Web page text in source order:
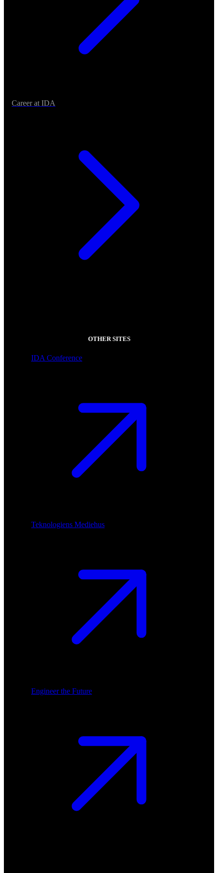
Career at IDA
OTHER SITES
IDA Conference
Teknologiens Mediehus
Engineer the Future